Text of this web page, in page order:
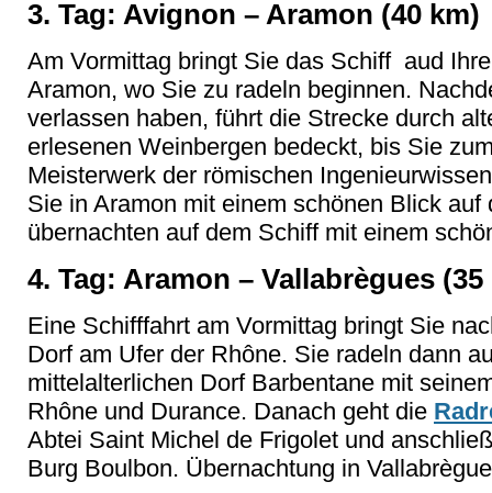
3. Tag: Avignon – Aramon (40 km)
Am Vormittag bringt Sie das Schiff aud
Aramon, wo Sie zu radeln beginnen.
verlassen haben, führt die Strecke durch
erlesenen Weinbergen bedeckt, bis Sie
Meisterwerk der römischen
Sie in Aramon mit einem schönen Blick
übernachten auf dem Schiff mit einem
4. Tag: Aramon – Vallabrègues (35
Eine Schifffahrt am Vormittag bringt Sie
Dorf am Ufer der Rhône. Sie radeln dann
mittelalterlichen Dorf Barbentane mit
Rhône und Durance. Danach geht die
Abtei Saint Michel de Frigolet und
Burg Boulbon. Übernachtung in